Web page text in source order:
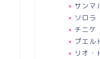
サンマ
ソロラ
チニケ
プエル
リオ・